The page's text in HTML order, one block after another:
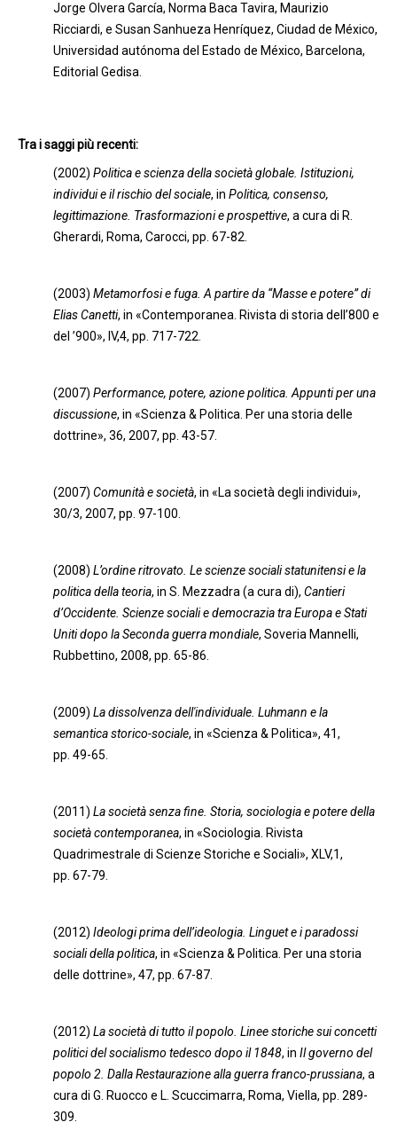
Jorge Olvera García, Norma Baca Tavira, Maurizio
Ricciardi, e Susan Sanhueza Henríquez, Ciudad de México,
Universidad autónoma del Estado de México, Barcelona,
Editorial Gedisa.
Tra i saggi più recenti:
(2002) Politica e scienza della società globale. Istituzioni,
individui e il rischio del sociale, in Politica, consenso,
legittimazione. Trasformazioni e prospettive, a cura di R.
Gherardi, Roma, Carocci, pp. 67-82.
(2003) Metamorfosi e fuga. A partire da “Masse e potere” di
Elias Canetti, in «Contemporanea. Rivista di storia dell’800 e
del ’900», IV,4, pp. 717-722.
(2007) Performance, potere, azione politica. Appunti per una
discussione, in «Scienza & Politica. Per una storia delle
dottrine», 36, 2007, pp. 43-57.
(2007) Comunità e società, in «La società degli individui»,
30/3, 2007, pp. 97-100.
(2008) L’ordine ritrovato. Le scienze sociali statunitensi e la
politica della teoria, in S. Mezzadra (a cura di), Cantieri
d’Occidente. Scienze sociali e democrazia tra Europa e Stati
Uniti dopo la Seconda guerra mondiale, Soveria Mannelli,
Rubbettino, 2008, pp. 65-86.
(2009) La dissolvenza dell'individuale. Luhmann e la
semantica storico-sociale, in «Scienza & Politica», 41,
pp. 49-65.
(2011) La società senza fine. Storia, sociologia e potere della
società contemporanea, in «Sociologia. Rivista
Quadrimestrale di Scienze Storiche e Sociali», XLV,1,
pp. 67-79.
(2012) Ideologi prima dell’ideologia. Linguet e i paradossi
sociali della politica, in «Scienza & Politica. Per una storia
delle dottrine», 47, pp. 67-87.
(2012) La società di tutto il popolo. Linee storiche sui concetti
politici del socialismo tedesco dopo il 1848, in Il governo del
popolo 2. Dalla Restaurazione alla guerra franco-prussiana, a
cura di G. Ruocco e L. Scuccimarra, Roma, Viella, pp. 289-
309.